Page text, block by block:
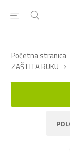
Početna stranica
ZAŠTITA RUKU